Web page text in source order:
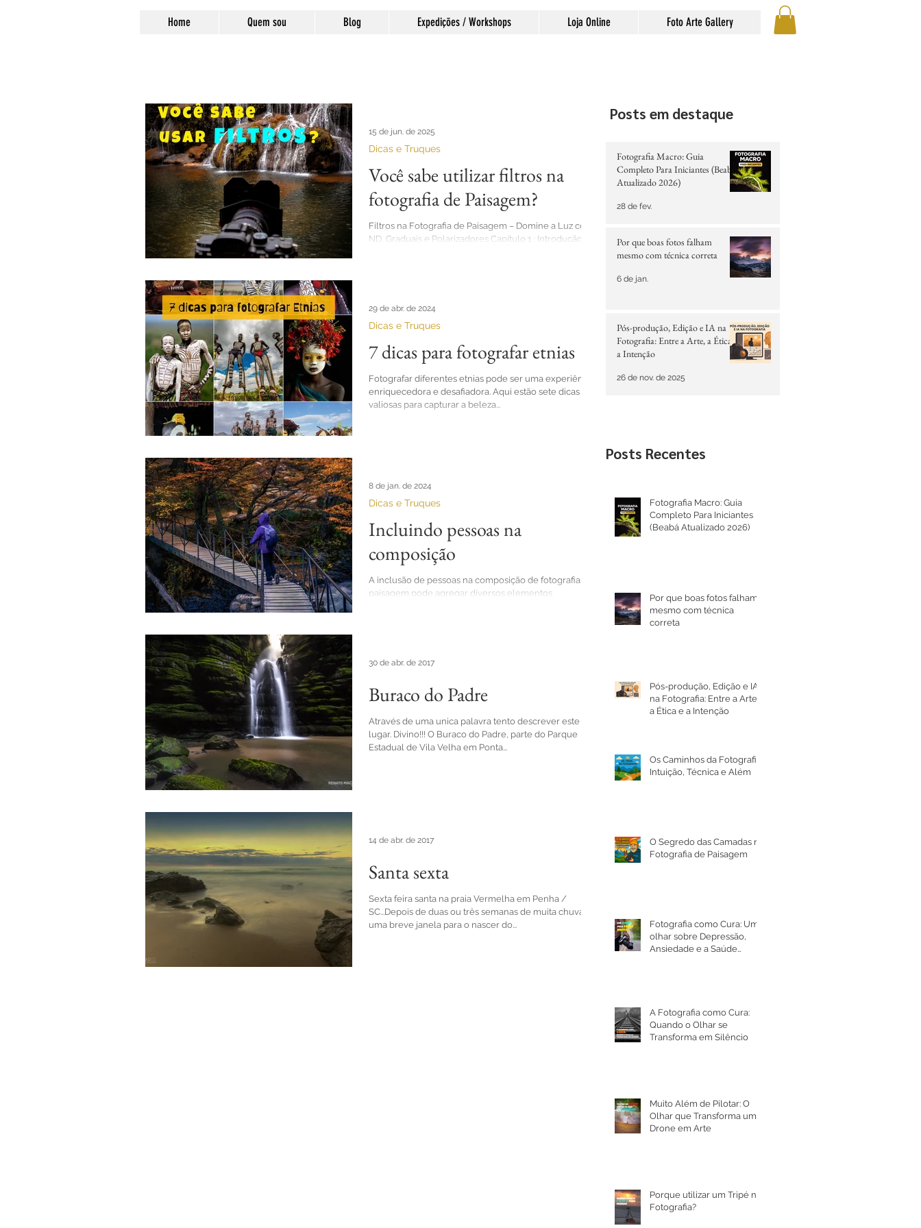
Home Quem sou Blog Expedições / Workshops Loja Online Foto Arte Gallery
Você sabe utilizar filtros na
fotografia de Paisagem?
Filtros na Fotografia de Paisagem – Domine a Luz com
ND, Graduais e Polarizadores Capítulo 1 : Introdução A
Dicas e Truques
15 de jun. de 2025
7 dicas para fotografar etnias
Fotografar diferentes etnias pode ser uma experiência
enriquecedora e desafiadora. Aqui estão sete dicas
valiosas para capturar a beleza...
Dicas e Truques
29 de abr. de 2024
Incluindo pessoas na
composição
A inclusão de pessoas na composição de fotografias de
paisagem pode agregar diversos elementos
Dicas e Truques
8 de jan. de 2024
Buraco do Padre
Através de uma unica palavra tento descrever este
lugar. Divino!!! O Buraco do Padre, parte do Parque
Estadual de Vila Velha em Ponta...
30 de abr. de 2017
Santa sexta
Sexta feira santa na praia Vermelha em Penha /
SC...Depois de duas ou três semanas de muita chuva
uma breve janela para o nascer do...
14 de abr. de 2017
Posts em destaque
Fotografia Macro: Guia
Completo Para Iniciantes (Beabá
Atualizado 2026)
28 de fev.
Por que boas fotos falham
mesmo com técnica correta
6 de jan.
Pós-produção, Edição e IA na
Fotografia: Entre a Arte, a Ética e
a Intenção
26 de nov. de 2025
Posts Recentes
Fotografia Macro: Guia
Completo Para Iniciantes
(Beabá Atualizado 2026)
Por que boas fotos falham
mesmo com técnica
correta
Pós-produção, Edição e IA
na Fotografia: Entre a Arte,
a Ética e a Intenção
Os Caminhos da Fotografia:
Intuição, Técnica e Além
O Segredo das Camadas na
Fotografia de Paisagem
Fotografia como Cura: Um
olhar sobre Depressão,
Ansiedade e a Saúde
A Fotografia como Cura:
Quando o Olhar se
Transforma em Silêncio
Muito Além de Pilotar: O
Olhar que Transforma um
Drone em Arte
Porque utilizar um Tripé na
Fotografia?